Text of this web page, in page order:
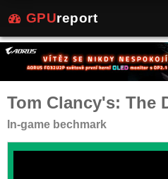
GPUreport
Tom Clancy's: The
In-game bechmark